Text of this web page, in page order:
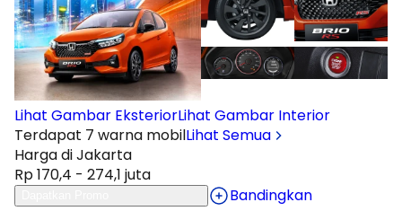
Lihat Gambar EksteriorLihat Gambar Interior
Terdapat 7 warna mobilLihat Semua
Harga di Jakarta
Rp 170,4 - 274,1 juta
Bandingkan